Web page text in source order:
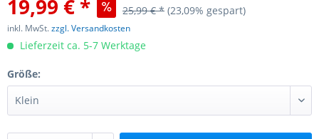
19,99 € * 25,99 € * (23,09% gespart)
inkl. MwSt.zzgl. Versandkosten
Lieferzeit ca. 5-7 Werktage
Größe: